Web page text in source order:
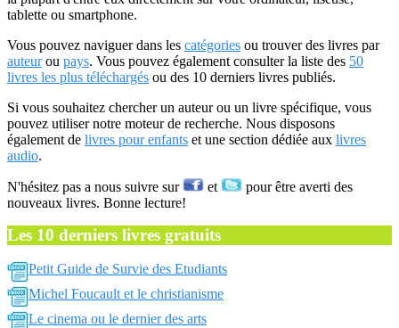
tablette ou smartphone.
Vous pouvez naviguer dans les catégories ou trouver des livres par
auteurou pays. Vous pouvez également consulter la liste des 50
livres les plus téléchargés ou des 10 derniers livres publiés.
Si vous souhaitez chercher un auteur ou un livre spécifique, vous
pouvez utiliser notre moteur de recherche. Nous disposons
également de livres pour enfants et une section dédiée aux livres
audio.
N'hésitez pas a nous suivre sur et
pour être averti des
nouveaux livres. Bonne lecture!
Les 10 derniers livres gratuits
Petit Guide de Survie des Etudiants
Michel Foucault et le christianisme
Le cinema ou le dernier des arts